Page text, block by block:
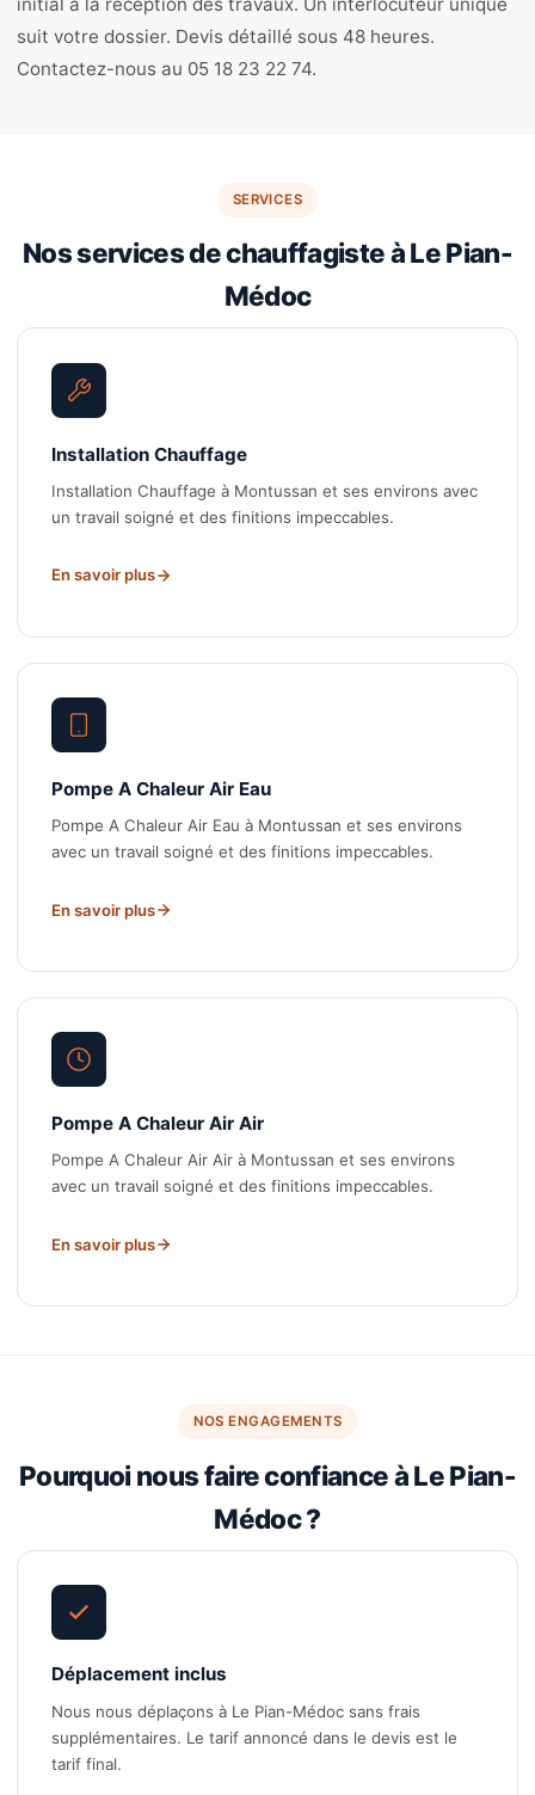
suit votre dossier. Devis détaillé sous 48 heures.
Contactez-nous au 05 18 23 22 74.
SERVICES
Nos services de chauffagiste à Le Pian-
Médoc
Installation Chauffage
Installation Chauffage à Montussan et ses environs avec
un travail soigné et des finitions impeccables.
En savoir plus
Pompe A Chaleur Air Eau
Pompe A Chaleur Air Eau à Montussan et ses environs
avec un travail soigné et des finitions impeccables.
En savoir plus
Pompe A Chaleur Air Air
Pompe A Chaleur Air Air à Montussan et ses environs
avec un travail soigné et des finitions impeccables.
En savoir plus
NOS ENGAGEMENTS
Pourquoi nous faire confiance à Le Pian-
Médoc ?
Déplacement inclus
Nous nous déplaçons à Le Pian-Médoc sans frais
supplémentaires. Le tarif annoncé dans le devis est le
tarif final.